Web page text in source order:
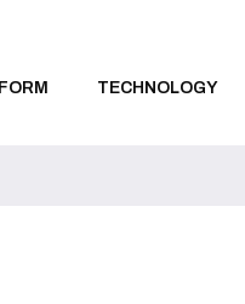
TECHNOLOGY